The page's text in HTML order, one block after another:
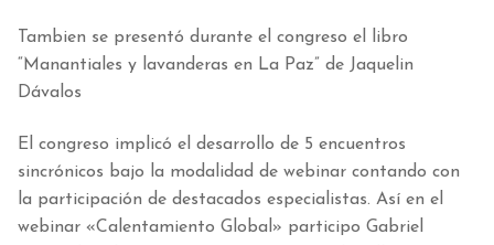
Tambien se presentó durante el congreso el libro
“Manantiales y lavanderas en La Paz” de Jaquelin
Dávalos
El congreso implicó el desarrollo de 5 encuentros
sincrónicos bajo la modalidad de webinar contando con
la participación de destacados especialistas. Así en el
webinar «Calentamiento Global» participo Gabriel